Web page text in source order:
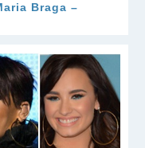
Braga –